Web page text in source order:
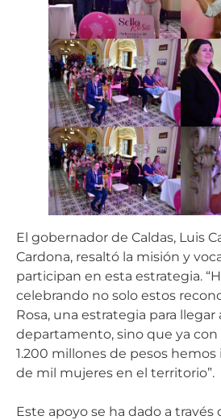
El gobernador de Caldas, Luis
Cardona, resaltó la misión y
participan en esta estrategia.
celebrando no solo estos
Rosa, una estrategia para llegar
departamento, sino que ya
1.200 millones de pesos
de mil mujeres en el territorio”.
Este apoyo se ha dado a través